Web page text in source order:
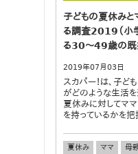
子どもの夏休み
る調査2019（小
る30～49歳の既
2019年07月03日
スカパー！は、子ど
がどのような生活を
夏休みに対してマ
を持っているかを
夏休み ママ 母